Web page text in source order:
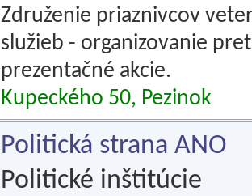
Združenie priaznivcov
služieb - organizovanie
prezentačné akcie.
Kupeckého 50, Pezinok
Politická strana ANO
Politické inštitúcie